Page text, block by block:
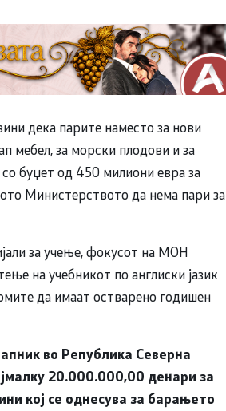
дека парите наместо за нови
мебел, за морски плодови и за
буџет од 450 милиони евра за
Министерството да нема пари за
за учење, фокусот на МОН
на учебникот по англиски јазик
да имаат остварено годишен
во Република Северна
20.000.000,00 денари за
кој се однесува за барањето